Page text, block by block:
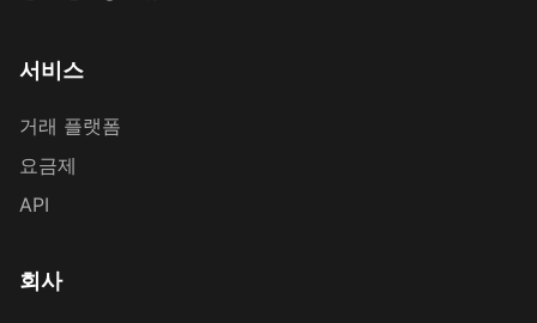
서비스
거래 플랫폼
요금제
API
회사